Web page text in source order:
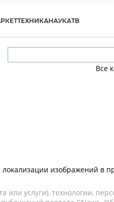
ТЕХНИКАНАУКАТВ
Все
изображений в
услуги), технологии,